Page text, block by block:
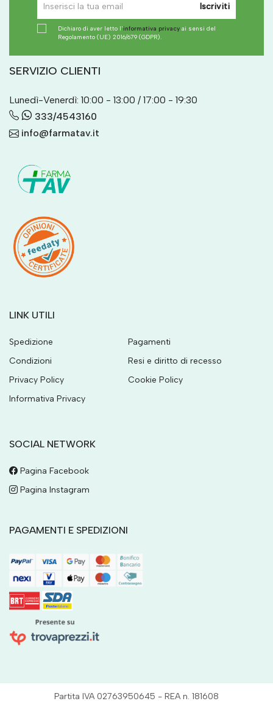
Iscriviti
Dichiaro di aver letto l'informativa privacy ai sensi del
Regolamento (UE) 2016/679 (GDPR).
SERVIZIO CLIENTI
Lunedì-Venerdì: 10:00 - 13:00 / 17:00 - 19:30
333/4543160
info@farmatav.it
LINK UTILI
Spedizione
Pagamenti
Condizioni
Resi e diritto di recesso
Privacy Policy
Cookie Policy
Informativa Privacy
SOCIAL NETWORK
Pagina Facebook
Pagina Instagram
PAGAMENTI E SPEDIZIONI
Partita IVA 02763950645 - REA n. 181608